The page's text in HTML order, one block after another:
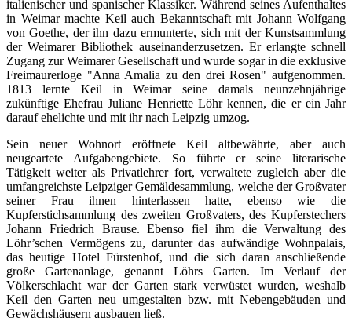
italienischer und spanischer Klassiker. Während seines Aufenthaltes
in Weimar machte Keil auch Bekanntschaft mit Johann Wolfgang
von Goethe, der ihn dazu ermunterte, sich mit der Kunstsammlung
der Weimarer Bibliothek auseinanderzusetzen. Er erlangte schnell
Zugang zur Weimarer Gesellschaft und wurde sogar in die exklusive
Freimaurerloge "Anna Amalia zu den drei Rosen" aufgenommen.
1813 lernte Keil in Weimar seine damals neunzehnjährige
zukünftige Ehefrau Juliane Henriette Löhr kennen, die er ein Jahr
darauf ehelichte und mit ihr nach Leipzig umzog.
Sein neuer Wohnort eröffnete Keil altbewährte, aber auch
neugeartete Aufgabengebiete. So führte er seine literarische
Tätigkeit weiter als Privatlehrer fort, verwaltete zugleich aber die
umfangreichste Leipziger Gemäldesammlung, welche der Großvater
seiner Frau ihnen hinterlassen hatte, ebenso wie die
Kupferstichsammlung des zweiten Großvaters, des Kupferstechers
Johann Friedrich Brause. Ebenso fiel ihm die Verwaltung des
Löhr’schen Vermögens zu, darunter das aufwändige Wohnpalais,
das heutige Hotel Fürstenhof, und die sich daran anschließende
große Gartenanlage, genannt Löhrs Garten. Im Verlauf der
Völkerschlacht war der Garten stark verwüstet wurden, weshalb
Keil den Garten neu umgestalten bzw. mit Nebengebäuden und
Gewächshäusern ausbauen ließ.